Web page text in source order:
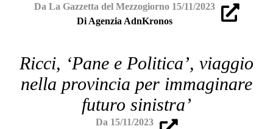
Da La Gazzetta del Mezzogiorno 15/11/2023
Di Agenzia AdnKronos
Ricci, ‘Pane e Politica’, viaggio
nella provincia per immaginare
futuro sinistra’
Da 15/11/2023